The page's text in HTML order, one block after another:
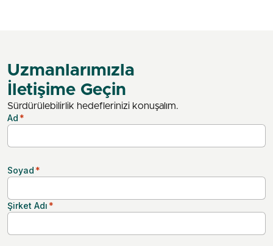
Uzmanlarımızla
İletişime Geçin
Sürdürülebilirlik hedeflerinizi konuşalım.
Ad *
Soyad *
Şirket Adı *